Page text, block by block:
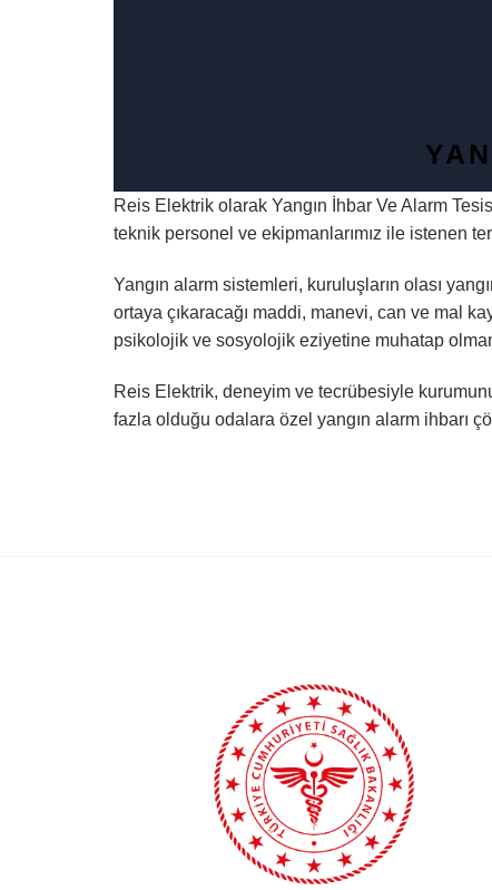
Reis Elektrik olarak Yangın İhbar Ve Alarm
teknik personel ve ekipmanlarımız ile istenen
Yangın alarm sistemleri, kuruluşların olası
ortaya çıkaracağı maddi, manevi, can ve mal
psikolojik ve sosyolojik eziyetine muhatap
Reis Elektrik, deneyim ve tecrübesiyle
fazla olduğu odalara özel yangın alarm ihbarı